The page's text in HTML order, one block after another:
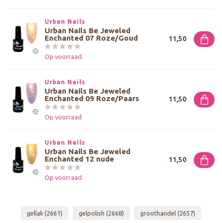
Urban Nails
Urban Nails Be Jeweled
Enchanted 07 Roze/Goud
Op voorraad
11,50
Urban Nails
Urban Nails Be Jeweled
Enchanted 09 Roze/Paars
Op voorraad
11,50
Urban Nails
Urban Nails Be Jeweled
Enchanted 12 nude
Op voorraad
11,50
gellak (2661) gelpolish (2668) groothandel (2657)